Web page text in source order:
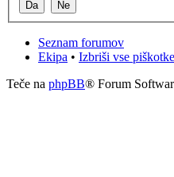
Seznam forumov
Ekipa • Izbriši vse piškotke
Teče na phpBB® Forum